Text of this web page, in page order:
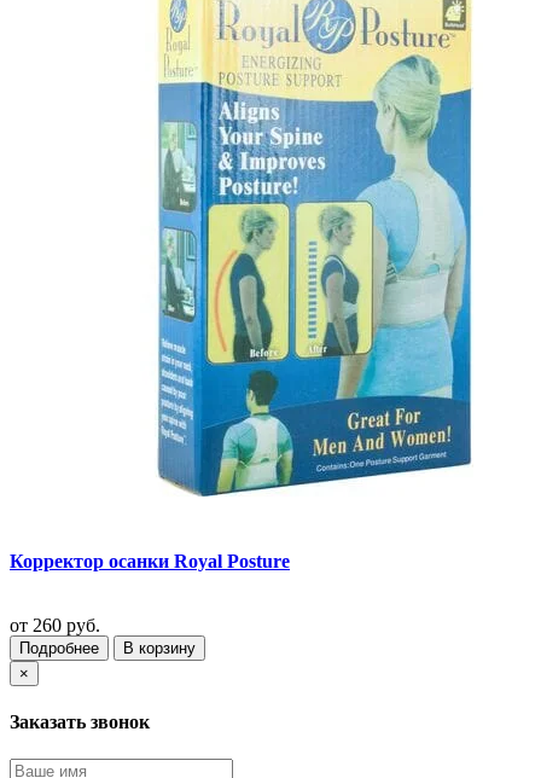
Корректор осанки Royal Posture
от 260 руб.
Подробнее
В корзину
×
Заказать звонок